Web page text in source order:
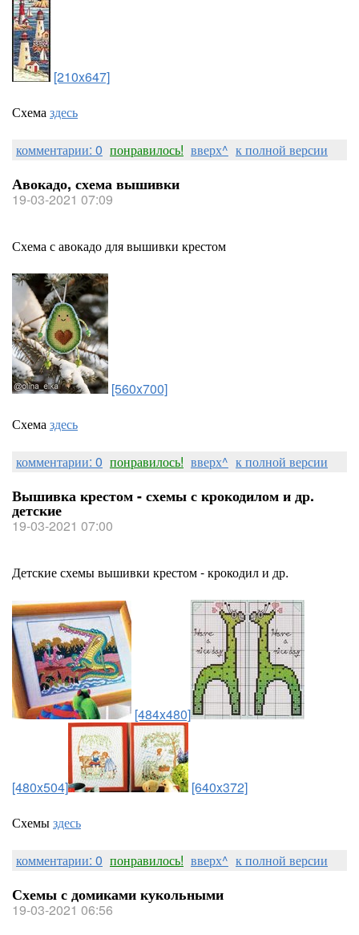
[210x647]
Схемаздесь
комментарии: 0 понравилось! вверх^ к полной версии
Авокадо, схема вышивки
19-03-2021 07:09
Схема с авокадо для вышивки крестом
[560x700]
Схемаздесь
комментарии: 0 понравилось! вверх^ к полной версии
Вышивка крестом - схемы с крокодилом и др.
детские
19-03-2021 07:00
Детские схемы вышивки крестом - крокодил и др.
[484x480]
[480x504]
[640x372]
Схемыздесь
комментарии: 0 понравилось! вверх^ к полной версии
Схемы с домиками кукольными
19-03-2021 06:56